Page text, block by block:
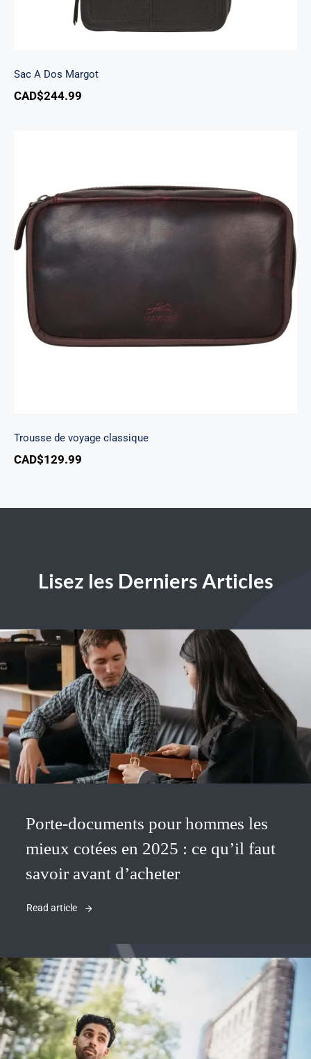
Sac A Dos Margot
CAD$244.99
Trousse de voyage classique
CAD$129.99
Lisez les Derniers Articles
Porte-documents pour hommes les
mieux cotées en 2025 : ce qu’il faut
savoir avant d’acheter
Read article